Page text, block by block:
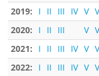
2019:
I II III IV V
2020:
I II III V
2021:
I II III IV V
2022:
I II III IV V